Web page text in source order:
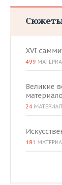
XVI
499
Великие
24
181